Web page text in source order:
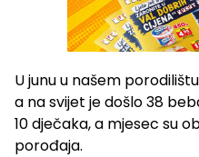
U junu u našem
a na svijet je došlo 38
10 dječaka, a mjesec su
porođaja.